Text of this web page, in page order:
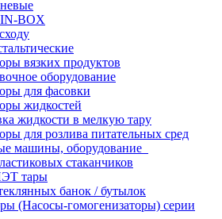
BOX
вязких продуктов
оборудование
для фасовки
жидкостей
жидкости в мелкую тару
для розлива питательных сред
машины, оборудование
стаканчиков
тары
банок / бутылок
(Насосы-гомогенизаторы) серии